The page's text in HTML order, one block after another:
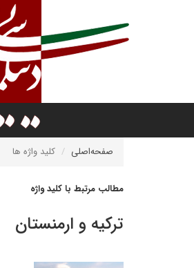
صفحه‌اصلی کلید واژه ها
مطالب مرتبط با کلید واژه
ترکیه و ارمنستان